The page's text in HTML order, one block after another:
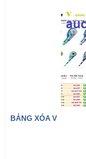
BẢNG XÓA V